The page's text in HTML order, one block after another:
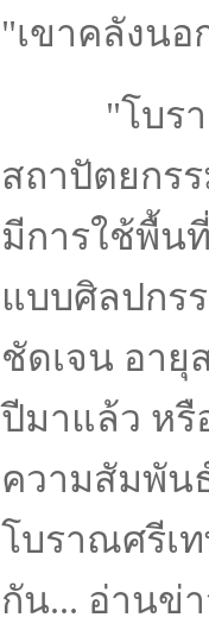
"เขาคลังน
"โบร
สถาปัตยกร
มีการใช้พื้น
แบบศิลปกร
ชัดเจน อายุ
ปีมาแล้ว หรื
ความสัมพัน
โบราณศรีเ
กัน... อ่านข่